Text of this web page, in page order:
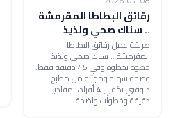
رقائق البطاطا المقرمشة
.. سناك صحي ولذيذ
طريقة عمل رقائق البطاطا
المقرمشة .. سناك صحي ولذيذ
خطوة بخطوة وفي 45 دقيقة فقط.
وصفة سهلة ومجرّبة من مطبخ
دلوقتي تكفي 4 أفراد، بمقادير
دقيقة وخطوات واضحة.